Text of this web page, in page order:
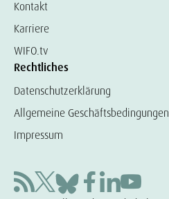
Kontakt
Karriere
WIFO.tv
Rechtliches
Datenschutzerklärung
Allgemeine Geschäftsbedingungen
Impressum